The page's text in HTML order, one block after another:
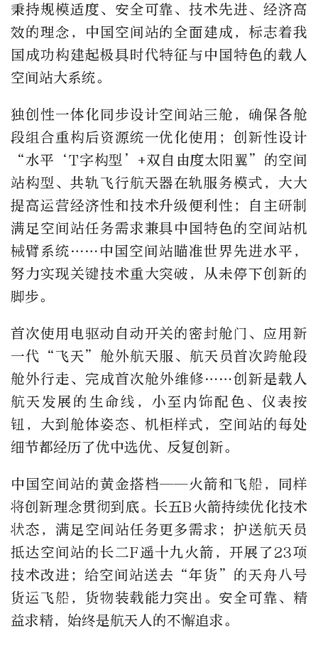
秉持规模适度、安全可靠、技术先进、经济高
效的理念，中国空间站的全面建成，标志着我
国成功构建起极具时代特征与中国特色的载人
空间站大系统。
独创性一体化同步设计空间站三舱，确保各舱
段组合重构后资源统一优化使用；创新性设计
“水平‘T字构型’+双自由度太阳翼”的空间
站构型、共轨飞行航天器在轨服务模式，大大
提高运营经济性和技术升级便利性；自主研制
满足空间站任务需求兼具中国特色的空间站机
械臂系统……中国空间站瞄准世界先进水平，
努力实现关键技术重大突破，从未停下创新的
脚步。
首次使用电驱动自动开关的密封舱门、应用新
一代“飞天”舱外航天服、航天员首次跨舱段
舱外行走、完成首次舱外维修……创新是载人
航天发展的生命线，小至内饰配色、仪表按
钮，大到舱体姿态、机柜样式，空间站的每处
细节都经历了优中选优、反复创新。
中国空间站的黄金搭档——火箭和飞船，同样
将创新理念贯彻到底。长五B火箭持续优化技术
状态，满足空间站任务更多需求；护送航天员
抵达空间站的长二F遥十九火箭，开展了23项
技术改进；给空间站送去“年货”的天舟八号
货运飞船，货物装载能力突出。安全可靠、精
益求精，始终是航天人的不懈追求。